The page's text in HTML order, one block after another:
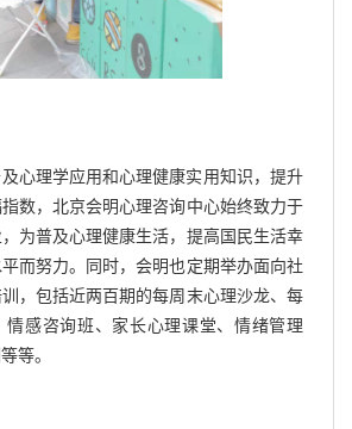
心理学应用和心理健康实用知识，提升
数，北京会明心理咨询中心始终致力于
为普及心理健康生活，提高国民生活幸
而努力。同时，会明也定期举办面向社
，包括近两百期的每周末心理沙龙、每
情感咨询班、家长心理课堂、情绪管理
等。